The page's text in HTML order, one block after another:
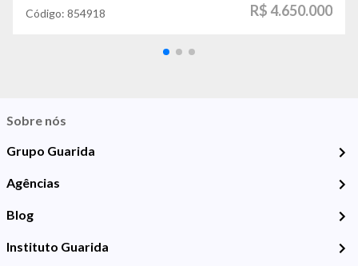
Código: 854918 R$ 4.650.000
Sobre nós
Grupo Guarida
Agências
Blog
Instituto Guarida